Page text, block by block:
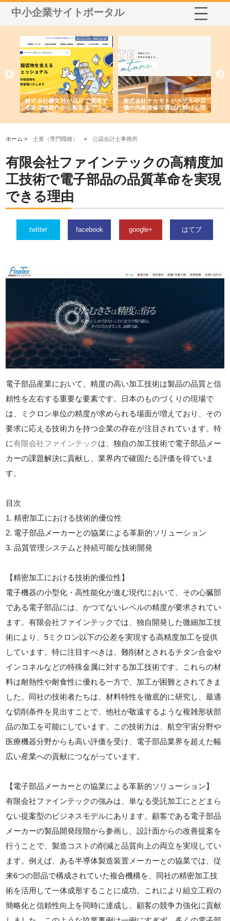
中小企業サイトポータル
株式会社耕文社が品川で実現す
る販促物製作から配送までワン
ストップ対応
株式会社ナカモトがホテルや店
舗の内装改修で選ばれ続ける理
由
ホーム >士業（専門職種） >公認会計士事務所
有限会社ファインテックの高精度加
工技術で電子部品の品質革命を実現
できる理由
twitter facebook google+ はてブ
電子部品産業において、精度の高い加工技術は製品の品質と信
頼性を左右する重要な要素です。日本のものづくりの現場で
は、ミクロン単位の精度が求められる場面が増えており、その
要求に応える技術力を持つ企業の存在が注目されています。特
に有限会社ファインテック は、独自の加工技術で電子部品メー
カーの課題解決に貢献し、業界内で確固たる評価を得ていま
す。
目次
1. 精密加工における技術的優位性
2. 電子部品メーカーとの協業による革新的ソリューション
3. 品質管理システムと持続可能な技術開発
【精密加工における技術的優位性】
電子機器の小型化・高性能化が進む現代において、その心臓部
である電子部品には、かつてないレベルの精度が要求されてい
ます。有限会社ファインテックでは、独自開発した微細加工技
術により、5ミクロン以下の公差を実現する高精度加工を提供
しています。特に注目すべきは、難削材とされるチタン合金や
インコネルなどの特殊金属に対する加工技術です。これらの材
料は耐熱性や耐食性に優れる一方で、加工が困難とされてきま
した。同社の技術者たちは、材料特性を徹底的に研究し、最適
な切削条件を見出すことで、他社が敬遠するような複雑形状部
品の加工を可能にしています。この技術力は、航空宇宙分野や
医療機器分野からも高い評価を受け、電子部品業界を超えた幅
広い産業への貢献につながっています。
【電子部品メーカーとの協業による革新的ソリューション】
有限会社ファインテックの強みは、単なる受託加工にとどまら
ない提案型のビジネスモデルにあります。顧客である電子部品
メーカーの製品開発段階から参画し、設計面からの改善提案を
行うことで、製造コストの削減と品質向上の両立を実現してい
ます。例えば、ある半導体製造装置メーカーとの協業では、従
来6つの部品で構成されていた複合機構を、同社の精密加工技
術を活用して一体成形することに成功。これにより組立工程の
簡略化と信頼性向上を同時に達成し、顧客の競争力強化に貢献